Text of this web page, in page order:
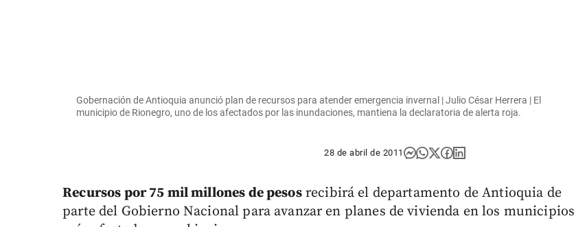
Gobernación de Antioquia anunció plan de recursos para atender emergencia invernal | Julio César Herrera | El
municipio de Rionegro, uno de los afectados por las inundaciones, mantiena la declaratoria de alerta roja.
28 de abril de 2011
Recursos por 75 mil millones de pesosrecibirá el departamento de Antioquia de
parte del Gobierno Nacional para avanzar en planes de vivienda en los municipios